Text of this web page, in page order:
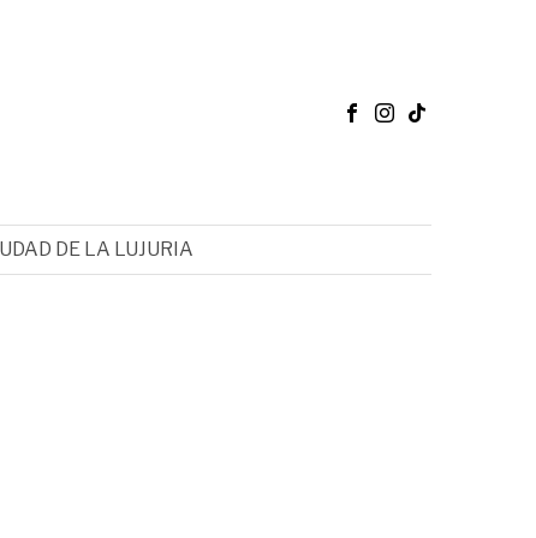
DE LA LUJURIA